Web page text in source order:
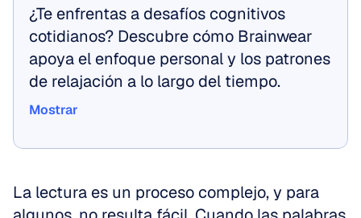
¿Te enfrentas a desafíos cognitivos
cotidianos? Descubre cómo Brainwear
apoya el enfoque personal y los patrones
de relajación a lo largo del tiempo.
Mostrar
La lectura es un proceso complejo, y para